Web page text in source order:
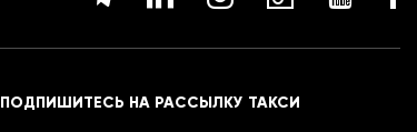
ПОДПИШИТЕСЬ НА РАССЫЛКУ ТАКСИ